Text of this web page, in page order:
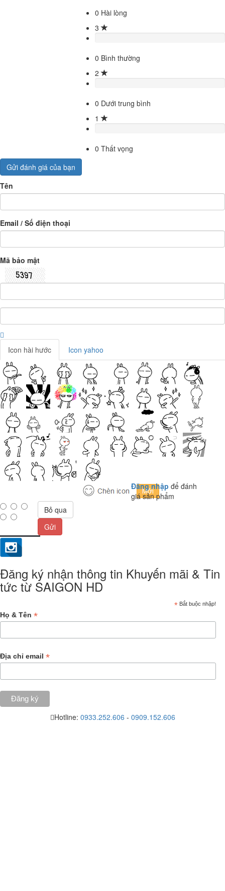
0 Hài lòng
3
0 Bình thường
2
0 Dưới trung bình
1
0 Thất vọng
Gửi đánh giá của bạn
Tên
Email / Số điện thoại
Mã bảo mật
Icon hài hước Icon yahoo
Đăng nhập để đánh
giá sản phẩm
Bỏ qua
Gửi
Đăng ký nhận thông tin Khuyến mãi & Tin
tức từ SAIGON HD
* Bắt buộc nhập!
Họ & Tên *
Địa chỉ email *
Hotline: 0933.252.606 - 0909.152.606